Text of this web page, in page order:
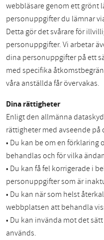
webbläsare genom ett grönt
personuppgifter du lämnar
Detta gör det svårare för
personuppgifter. Vi arbetar
dina personuppgifter på ett
med specifika
våra anställda får övervakas.
Dina rättigheter
Enligt den allmänna
rättigheter med avseende
• Du kan be om en
behandlas och för vilka
• Du kan få fel korrigerade i
personuppgifter som är
• Du kan när som helst
webbplatsen att behandla
• Du kan invända mot det
används.